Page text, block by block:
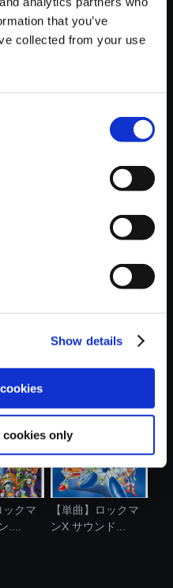
that you’ve
collected from your use
Show details
cookies only
ョン STAFF ROLL （P
...
ン4 サウンド...
ックマ
....
【単曲】ロックマ
ンX サウンド...